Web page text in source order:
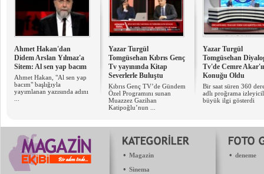
Ahmet Hakan'dan
Didem Arslan Yılmaz'a
Sitem: Al sen yap bacım
Ahmet Hakan, "Al sen yap
bacım" başlığıyla
yayımlanan yazısında adını
Yazar Turgül
Tomgüsehan Kıbrıs Genç
Tv yayınında Kitap
Severlerle Buluştu
Kıbrıs Genç TV’de Gündem
Özel Programını sunan
Muazzez Gazihan
Katipoğlu’nun ...
Yazar Turgül
Tomgüsehan
Tv'de Cemre
Konuğu Oldu
Bir saat süren 360
adlı proğrama
büyük ilgi gösterdi
• Magazin
• Sinema
• deneme